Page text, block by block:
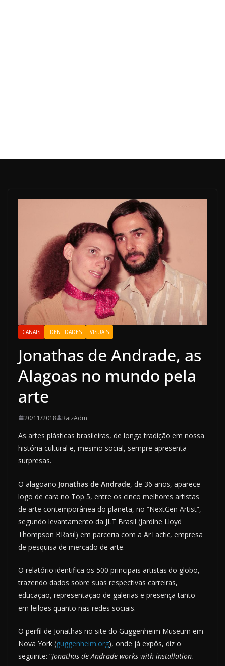
CANAIS IDENTIDADES VISUAIS
Jonathas de Andrade, as
Alagoas no mundo pela
arte
20/11/2018 RaizAdm
As artes plásticas brasileiras, de longa tradição em nossa
história cultural e, mesmo social, sempre apresenta
surpresas.
O alagoano Jonathas de Andrade, de 36 anos, aparece
logo de cara no Top 5, entre os cinco melhores artistas
de arte contemporânea do planeta, no “NextGen Artist”,
segundo levantamento da JLT Brasil (Jardine Lloyd
Thompson BRasil) em parceria com a ArTactic, empresa
de pesquisa de mercado de arte.
O relatório identifica os 500 principais artistas do globo,
trazendo dados sobre suas respectivas carreiras,
educação, representação de galerias e presença tanto
em leilões quanto nas redes sociais.
O perfil de Jonathas no site do Guggenheim Museum em
Nova York (guggenheim.org), onde já expôs, diz o
seguinte: “Jonathas de Andrade works with installation,